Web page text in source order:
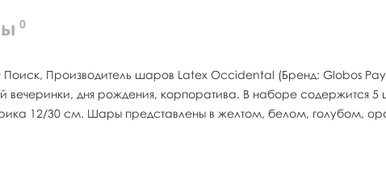
0
Поиск, Производитель шаров Latex Occidental (Бренд: Globos
дня рождения, корпоратива. В наборе содержится 5
12/30 см. Шары представлены в желтом, белом, голубом,